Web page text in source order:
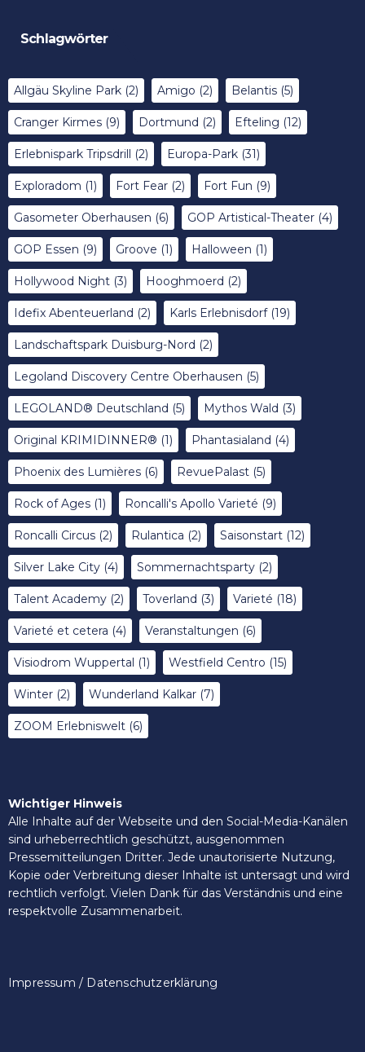
Schlagwörter
Allgäu Skyline Park (2) Amigo (2) Belantis (5)
Cranger Kirmes (9) Dortmund (2) Efteling (12)
Erlebnispark Tripsdrill (2) Europa-Park (31)
Exploradom (1) Fort Fear (2) Fort Fun (9)
Gasometer Oberhausen (6) GOP Artistical-Theater (4)
GOP Essen (9) Groove (1) Halloween (1)
Hollywood Night (3) Hooghmoerd (2)
Idefix Abenteuerland (2) Karls Erlebnisdorf(19)
Landschaftspark Duisburg-Nord (2)
Legoland Discovery Centre Oberhausen (5)
LEGOLAND® Deutschland (5) Mythos Wald (3)
Original KRIMIDINNER® (1) Phantasialand (4)
Phoenix des Lumières (6) RevuePalast (5)
Rock of Ages (1) Roncalli's Apollo Varieté (9)
Roncalli Circus (2) Rulantica (2) Saisonstart (12)
Silver Lake City (4) Sommernachtsparty (2)
Talent Academy (2) Toverland (3) Varieté (18)
Varieté et cetera (4) Veranstaltungen (6)
Visiodrom Wuppertal (1) Westfield Centro (15)
Winter (2) Wunderland Kalkar (7)
ZOOM Erlebniswelt (6)
Wichtiger Hinweis
Alle Inhalte auf der Webseite und den Social-Media-Kanälen
sind urheberrechtlich geschützt, ausgenommen
Pressemitteilungen Dritter. Jede unautorisierte Nutzung,
Kopie oder Verbreitung dieser Inhalte ist untersagt und wird
rechtlich verfolgt. Vielen Dank für das Verständnis und eine
respektvolle Zusammenarbeit.
Impressum / Datenschutzerklärung